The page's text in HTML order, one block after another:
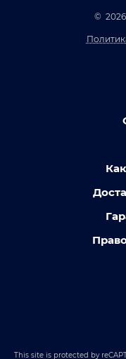
©
This site is protected by